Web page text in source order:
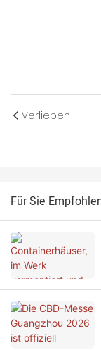
Verlieben
Für Sie